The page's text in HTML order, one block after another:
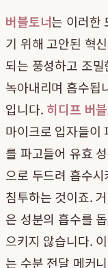
버블토너는 이러한
기 위해 고안된 혁
되는 풍성하고 조
녹아내리며 흡수됩
입니다. 히디프 버
마이크로 입자들이
를 파고들어 유효
으로 두드려 흡수
침투하는 것이죠.
은 성분의 흡수를
으키지 않습니다.
는 수분 전달 메커